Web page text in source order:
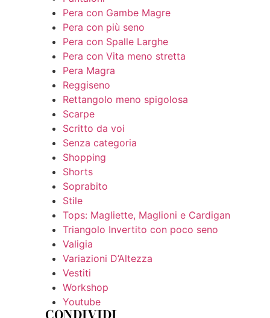
Pera con Gambe Magre
Pera con più seno
Pera con Spalle Larghe
Pera con Vita meno stretta
Pera Magra
Reggiseno
Rettangolo meno spigolosa
Scarpe
Scritto da voi
Senza categoria
Shopping
Shorts
Soprabito
Stile
Tops: Magliette, Maglioni e Cardigan
Triangolo Invertito con poco seno
Valigia
Variazioni D’Altezza
Vestiti
Workshop
Youtube